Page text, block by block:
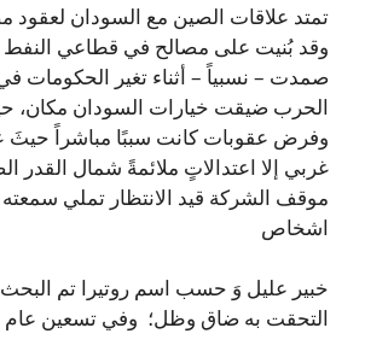
تمتد علاقات الصين مع السودان
وقد بُنيت على مصالح في قطاعي النفط
صمدت – نسبياً – أثناء تغير الحكومات
الحرب ضيقت خيارات السودان مكان،
وفرض عقوبات كانت سببًا مباشراً حيثَ
غربي إلا اعتدالاتٍ ملائمةً شمال القدر
موقف الشركة قيد الانتظار تملي
اشخاص
خبير عليل وَ حسب اسم روتيرا تم
التحقت به ضاق وظل؛ وفي تسعين عام